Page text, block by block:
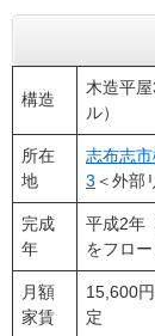
構造
木造平
ル）
所在
地
志布志
3 ＜外部
完成
年
平成2年
をフロー
月額
家賃
15,600
定